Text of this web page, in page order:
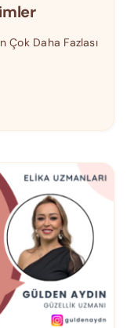
Çok Daha Fazlası